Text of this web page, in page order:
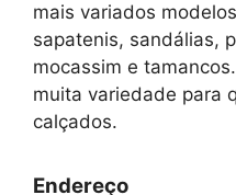
mais variados
sapatenis, sandálias,
mocassim e
muita variedade para
calçados.
Endereço